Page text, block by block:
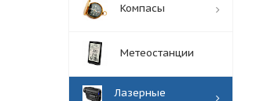
Компасы
Метеостанции
Лазерные